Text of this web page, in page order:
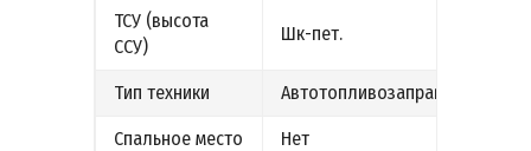
ТСУ (высота
ССУ)
Шк-пет.
Тип техники Автотопливозаправщик
Спальное место Нет